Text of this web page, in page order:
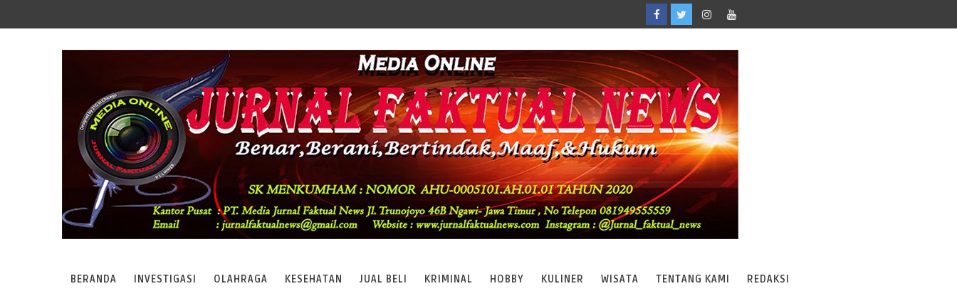
BERANDA INVESTIGASI OLAHRAGA KESEHATAN JUAL BELI KRIMINAL HOBBY KULINER WISATA TENTANG KAMI REDAKSI